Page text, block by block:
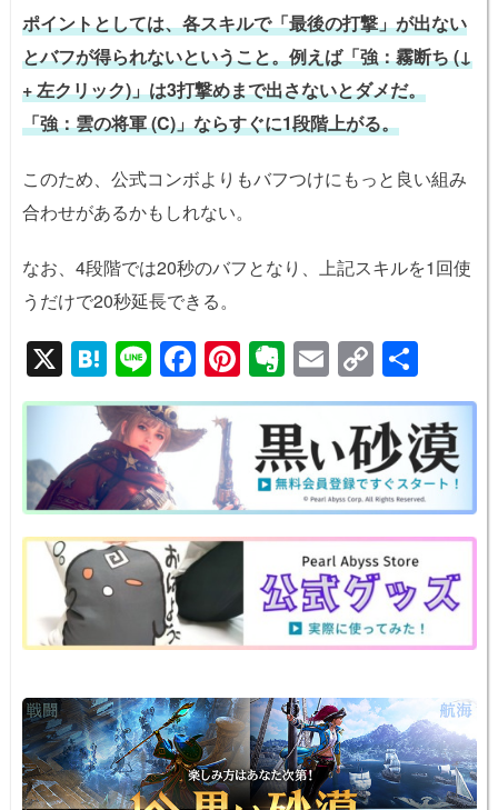
ポイントとしては、各スキルで「最後の打撃」が出ない
とバフが得られないということ。例えば「強：霧断ち (↓
+ 左クリック)」は3打撃めまで出さないとダメだ。
「強：雲の将軍 (C)」ならすぐに1段階上がる。
このため、公式コンボよりもバフつけにもっと良い組み
合わせがあるかもしれない。
なお、4段階では20秒のバフとなり、上記スキルを1回使
うだけで20秒延長できる。
X H
at
e
n
a
Li
n
e
F
a
c
b
o
o
k
Pi
nt
er
e
st
E
v
er
n
ot
e
E
m
ail
C
o
p
y
Li
n
k
有